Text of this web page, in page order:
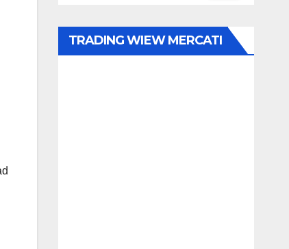
TRADING WIEW MERCATI